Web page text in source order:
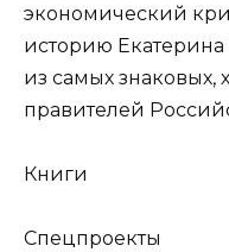
экономический
историю
из самых знаковых,
правителей
Книги
Спецпроекты